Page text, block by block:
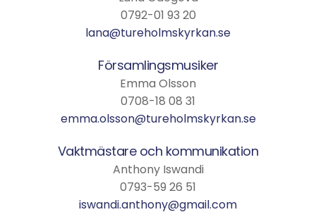
0792-01 93 20
lana@tureholmskyrkan.se
Församlingsmusiker
Emma Olsson
0708-18 08 31
emma.olsson@tureholmskyrkan.se
Vaktmästare och kommunikation
Anthony Iswandi
0793-59 26 51
iswandi.anthony@gmail.com